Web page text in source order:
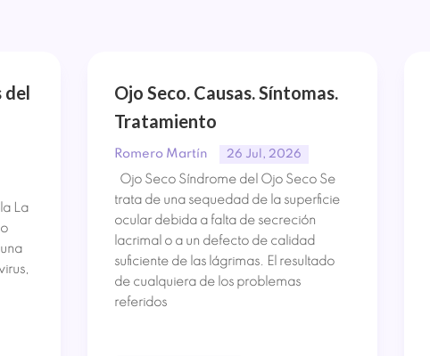
La
Ojo Seco. Causas. Síntomas.
Tratamiento
Romero Martín 26 Jul, 2026
Ojo Seco Síndrome del Ojo Seco Se
trata de una sequedad de la superficie
ocular debida a falta de secreción
lacrimal o a un defecto de calidad
suficiente de las lágrimas. El resultado
de cualquiera de los problemas
referidos